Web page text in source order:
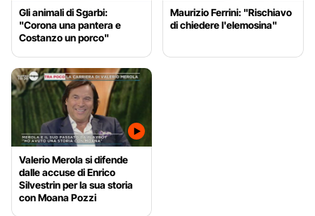
Gli animali di Sgarbi:
"Corona una pantera e
Costanzo un porco"
Maurizio Ferrini: "Rischiavo
di chiedere l'elemosina"
Valerio Merola si difende
dalle accuse di Enrico
Silvestrin per la sua storia
con Moana Pozzi